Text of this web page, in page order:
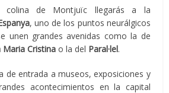
colina de Montjuïc llegarás a la
, uno de los puntos neurálgicos
unen grandes avenidas como la de
Maria Cristina o la del Paral·lel.
de entrada a museos, exposiciones y
acontecimientos en la capital